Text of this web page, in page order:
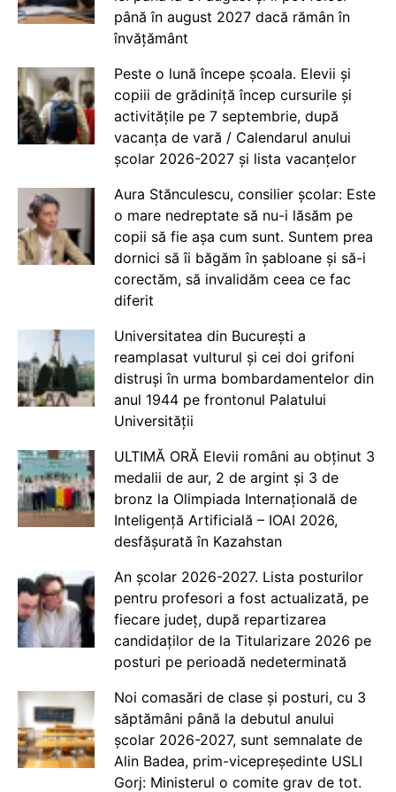
până în august 2027 dacă rămân în
învățământ
Peste o lună începe școala. Elevii și
copiii de grădiniță încep cursurile și
activitățile pe 7 septembrie, după
vacanța de vară / Calendarul anului
școlar 2026-2027 și lista vacanțelor
Aura Stănculescu, consilier școlar: Este
o mare nedreptate să nu-i lăsăm pe
copii să fie așa cum sunt. Suntem prea
dornici să îi băgăm în șabloane și să-i
corectăm, să invalidăm ceea ce fac
diferit
Universitatea din București a
reamplasat vulturul și cei doi grifoni
distruși în urma bombardamentelor din
anul 1944 pe frontonul Palatului
Universității
ULTIMĂ ORĂ Elevii români au obținut 3
medalii de aur, 2 de argint și 3 de
bronz la Olimpiada Internațională de
Inteligență Artificială – IOAI 2026,
desfășurată în Kazahstan
An școlar 2026-2027. Lista posturilor
pentru profesori a fost actualizată, pe
fiecare județ, după repartizarea
candidaților de la Titularizare 2026 pe
posturi pe perioadă nedeterminată
Noi comasări de clase și posturi, cu 3
săptămâni până la debutul anului
școlar 2026-2027, sunt semnalate de
Alin Badea, prim-vicepreședinte USLI
Gorj: Ministerul o comite grav de tot.